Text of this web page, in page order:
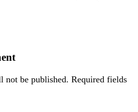
not be published. Required fields